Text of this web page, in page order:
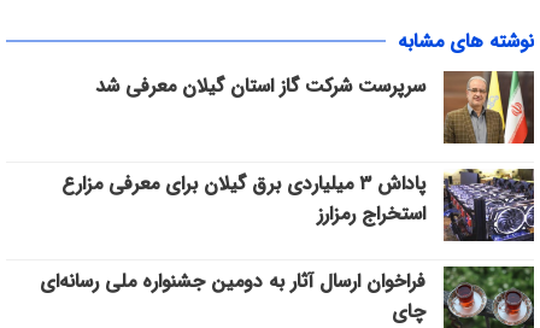
نوشته های مشابه
سرپرست شرکت گاز استان گیلان معرفی شد
پاداش ۳ میلیاردی برق گیلان برای معرفی مزارع
استخراج رمزارز
فراخوان ارسال آثار به دومین جشنواره ملی رسانه‌ای
چای